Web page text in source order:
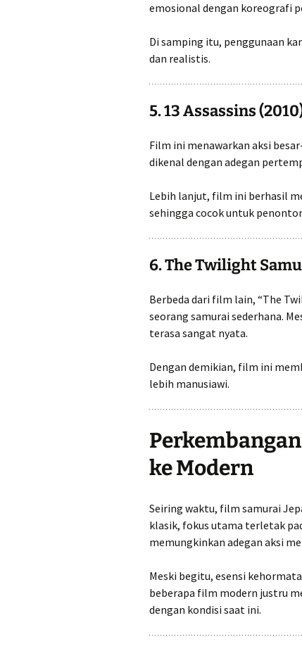
emosional dengan koreografi
Di samping itu, penggunaan
dan realistis.
5. 13 Assassins
Film ini menawarkan aksi
dikenal dengan adegan
Lebih lanjut, film ini berhasil
sehingga cocok untuk
6. The Twilight
Berbeda dari film lain, “The
seorang samurai sederhana.
terasa sangat nyata.
Dengan demikian, film ini
lebih manusiawi.
ke Modern
Seiring waktu, film samurai
klasik, fokus utama terletak
memungkinkan adegan aksi
Meski begitu, esensi
beberapa film modern justru
dengan kondisi saat ini.